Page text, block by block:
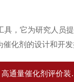
具，它为研究人员
化剂的设计和开发
价装置的优势体现在哪些方面？